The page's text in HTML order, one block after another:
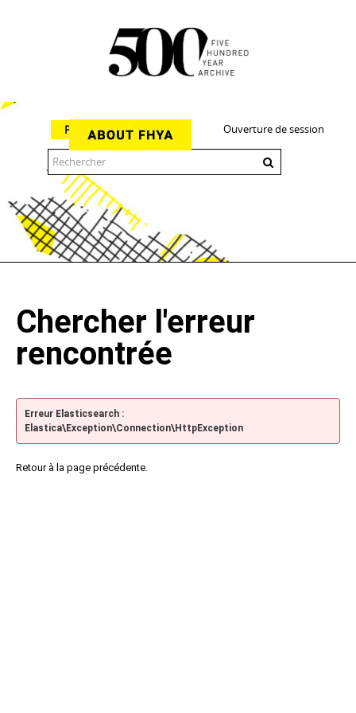
Ouverture de session
Parcourir
Chercher l'erreur
rencontrée
Erreur Elasticsearch :
Elastica\Exception\Connection\HttpException
Retour à la page précédente.